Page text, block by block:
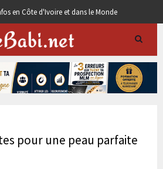
en Côte d'Ivoire et dans le Monde
pour une peau parfaite